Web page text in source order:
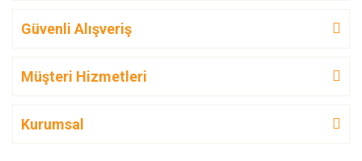
Güvenli Alışveriş
Müşteri Hizmetleri
Kurumsal